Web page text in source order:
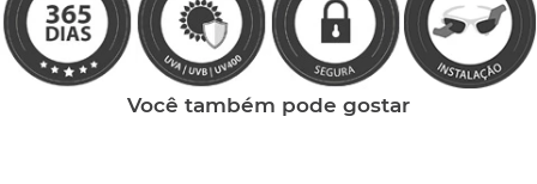
Você também pode gostar